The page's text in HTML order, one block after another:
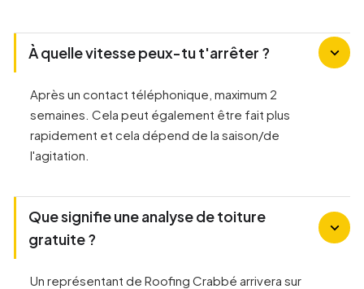
À quelle vitesse peux-tu t'arrêter ?
Après un contact téléphonique, maximum 2
semaines. Cela peut également être fait plus
rapidement et cela dépend de la saison/de
l'agitation.
Que signifie une analyse de toiture
gratuite ?
Un représentant de Roofing Crabbé arrivera sur